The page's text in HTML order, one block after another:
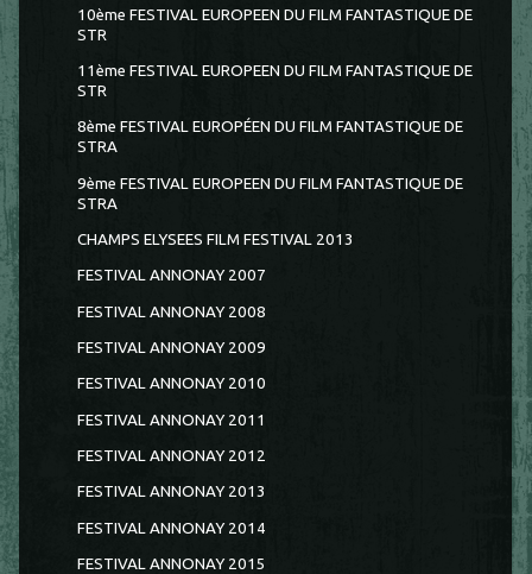
10ème FESTIVAL EUROPEEN DU FILM FANTASTIQUE DE
STR
11ème FESTIVAL EUROPEEN DU FILM FANTASTIQUE DE
STR
8ème FESTIVAL EUROPÉEN DU FILM FANTASTIQUE DE
STRA
9ème FESTIVAL EUROPEEN DU FILM FANTASTIQUE DE
STRA
CHAMPS ELYSEES FILM FESTIVAL 2013
FESTIVAL ANNONAY 2007
FESTIVAL ANNONAY 2008
FESTIVAL ANNONAY 2009
FESTIVAL ANNONAY 2010
FESTIVAL ANNONAY 2011
FESTIVAL ANNONAY 2012
FESTIVAL ANNONAY 2013
FESTIVAL ANNONAY 2014
FESTIVAL ANNONAY 2015